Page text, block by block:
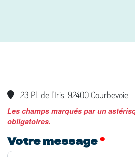
23 Pl. de l'Iris, 92400 Courbevoie
Les champs marqués par un
obligatoires.
Votre message